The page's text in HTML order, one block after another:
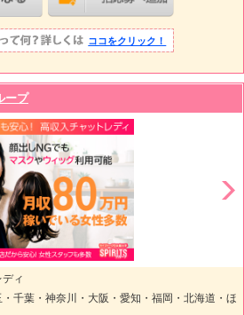
ココをクリック！
ープ
ィ
千葉・神奈川・大阪・愛知・福岡・北海道・ほ